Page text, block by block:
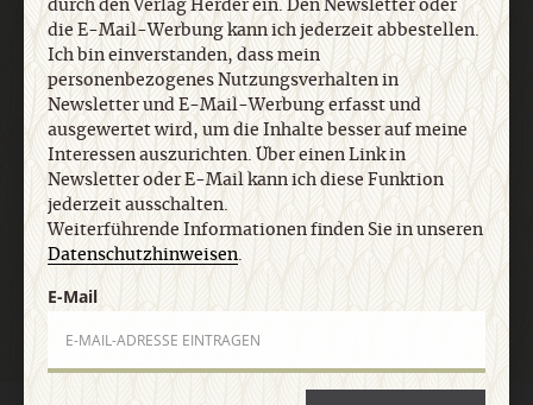
Informationen finden Sie in unseren
Datenschutzhinweisen.
E-Mail
Jetzt anmelden
durch den Verlag Herder ein. Den Newsletter oder
die E-Mail-Werbung kann ich jederzeit abbestellen.
Ich bin einverstanden, dass mein
personenbezogenes Nutzungsverhalten in
Newsletter und E-Mail-Werbung erfasst und
ausgewertet wird, um die Inhalte besser auf meine
Interessen auszurichten. Über einen Link in
Newsletter oder E-Mail kann ich diese Funktion
jederzeit ausschalten.
Weiterführende Informationen finden Sie in unseren
Datenschutzhinweisen.
E-Mail